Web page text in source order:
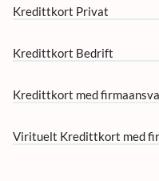
Kredittkort Privat
Kredittkort Bedrift
Kredittkort med
Virituelt Kredittkort med